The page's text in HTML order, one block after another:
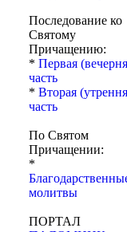
Последование ко
Святому
Причащению:
* Первая
часть
* Вторая
часть
По Святом
Причащении:
*
молитвы
ПОРТАЛ